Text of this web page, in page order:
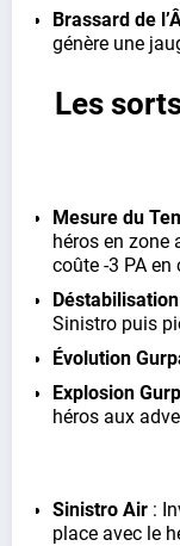
Brassard de
génère une
Les
Mesure du
héros en zone
coûte -3 PA en
Déstabilisation
Sinistro puis
Évolution
Explosion
héros aux
Sinistro Air :
place avec le